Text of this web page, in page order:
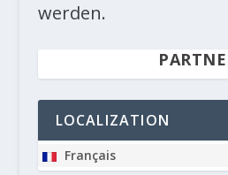
werden.
LOCALIZATION
Français